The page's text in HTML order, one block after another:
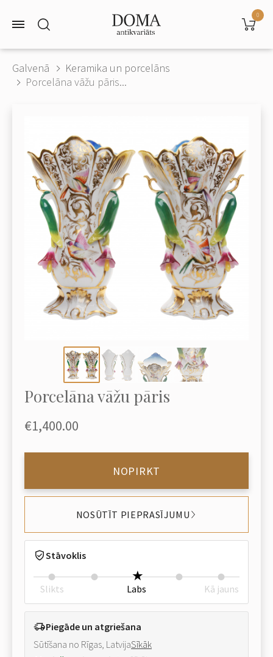
0
Galvenā
Keramika un porcelāns
Porcelāna vāžu pāris...
Porcelāna vāžu pāris
€1,400.00
NOPIRKT
NOSŪTĪT PIEPRASĪJUMU
Stāvoklis
Slikts Labs Kā jauns
Piegāde un atgriešana
Sūtīšana no Rīgas, LatvijaSīkāk